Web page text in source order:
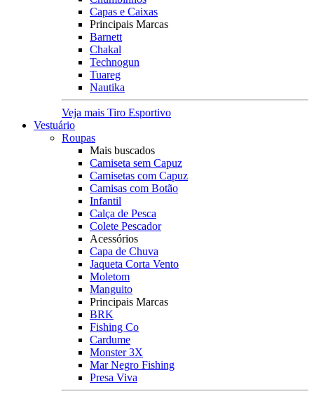
Capas e Caixas
Principais Marcas
Barnett
Chakal
Technogun
Tuareg
Nautika
Veja mais Tiro Esportivo
Vestuário
Roupas
Mais buscados
Camiseta sem Capuz
Camisetas com Capuz
Camisas com Botão
Infantil
Calça de Pesca
Colete Pescador
Acessórios
Capa de Chuva
Jaqueta Corta Vento
Moletom
Manguito
Principais Marcas
BRK
Fishing Co
Cardume
Monster 3X
Mar Negro Fishing
Presa Viva